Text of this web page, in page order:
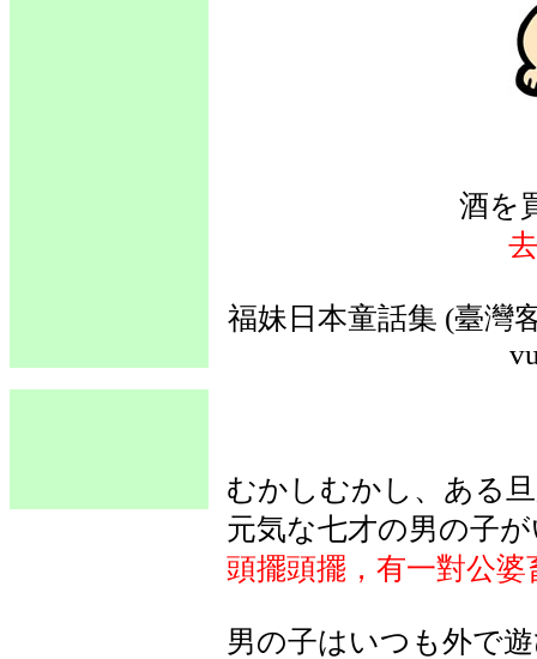
酒を
福妹日本童話集 (臺灣
むかしむかし、ある
元気な七才の男の子
頭擺頭擺，有一對公
男の子はいつも外で遊